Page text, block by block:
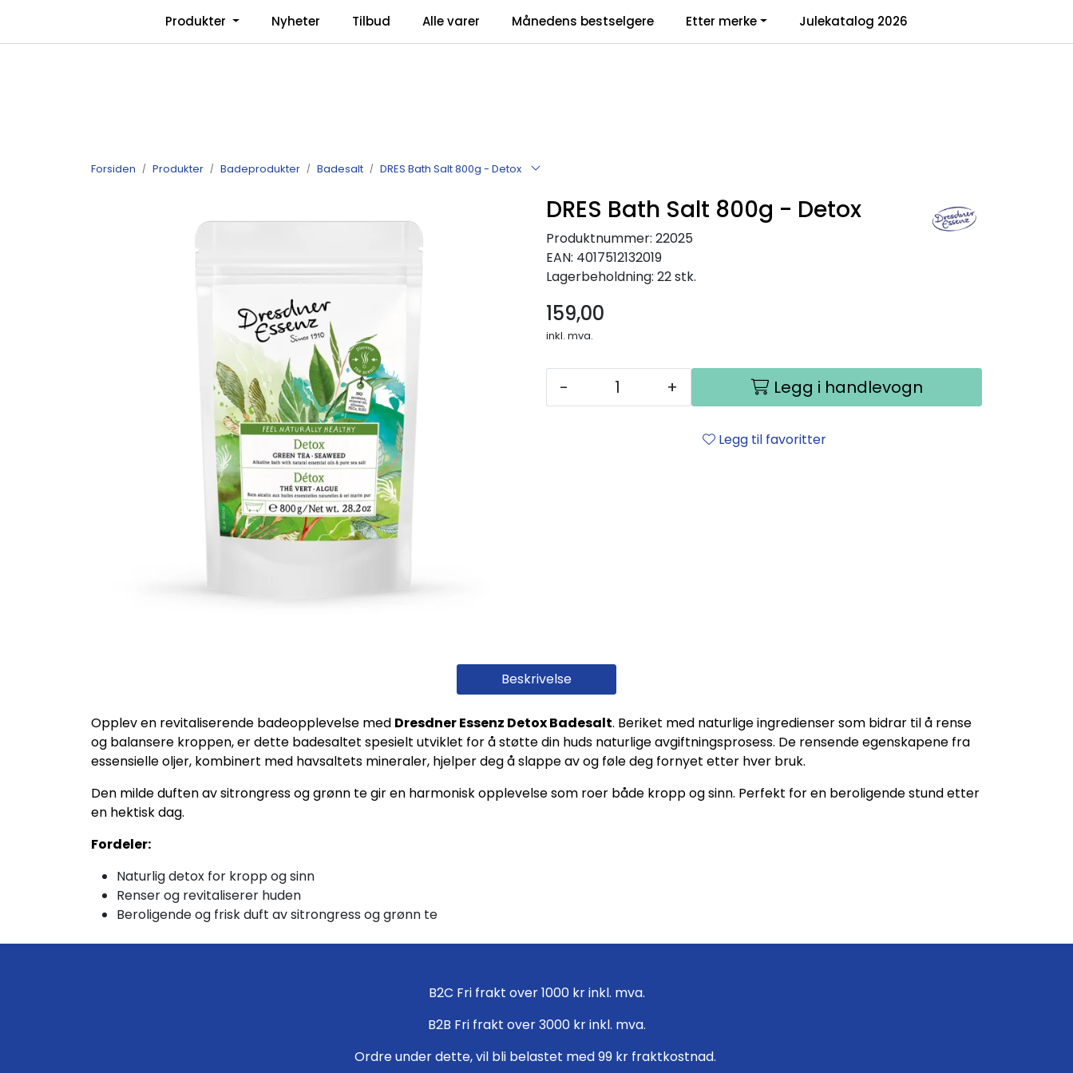
Facebook | Instagram Infosenter Favoritter
Produkter Nyheter Tilbud Alle varer Månedens bestselgere Etter merke Julekatalog 2026
Forsiden Produkter Badeprodukter Badesalt DRES Bath Salt 800g - Detox
DRES Bath Salt 800g - Detox
Produktnummer: 22025
EAN: 4017512132019
Lagerbeholdning: 22 stk.
159,00
inkl. mva.
- + Legg i handlevogn
Legg til favoritter
Beskrivelse
Opplev en revitaliserende badeopplevelse med Dresdner Essenz Detox Badesalt. Beriket med naturlige ingredienser som bidrar til å rense
og balansere kroppen, er dette badesaltet spesielt utviklet for å støtte din huds naturlige avgiftningsprosess. De rensende egenskapene fra
essensielle oljer, kombinert med havsaltets mineraler, hjelper deg å slappe av og føle deg fornyet etter hver bruk.
Den milde duften av sitrongress og grønn te gir en harmonisk opplevelse som roer både kropp og sinn. Perfekt for en beroligende stund etter
en hektisk dag.
Fordeler:
Naturlig detox for kropp og sinn
Renser og revitaliserer huden
Beroligende og frisk duft av sitrongress og grønn te
B2C Fri frakt over 1000 kr inkl. mva.
B2B Fri frakt over 3000 kr inkl. mva.
Ordre under dette, vil bli belastet med 99 kr fraktkostnad.